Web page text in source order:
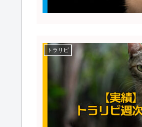
トラリピ